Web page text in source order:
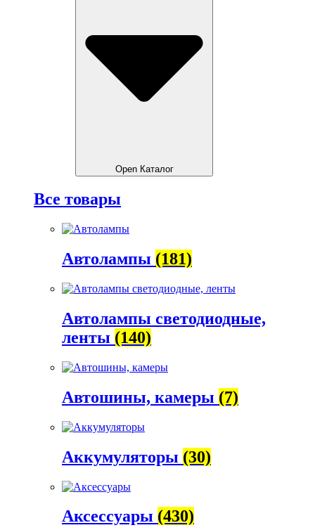
Open Каталог
Все товары
Автолампы (181)
Автолампы светодиодные,
ленты (140)
Автошины, камеры (7)
Аккумуляторы (30)
Аксессуары (430)